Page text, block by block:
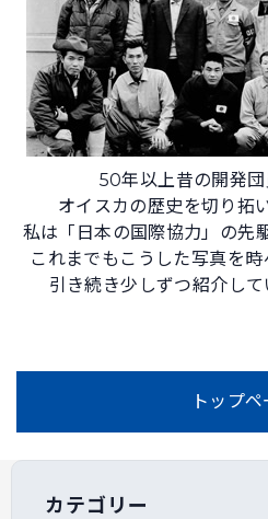
50年以上昔の開発団
オイスカの歴史を切り拓
私は「日本の国際協力」の先
これまでもこうした写真を時
引き続き少しずつ紹介して
トップペ
カテゴリー